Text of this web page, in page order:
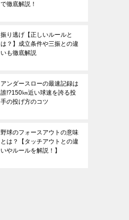
で徹底解説！
振り逃げ【正しいルールと
は？】成立条件や三振との違
いも徹底解説
アンダースローの最速記録は
誰!?150㎞近い球速を誇る投
手の投げ方のコツ
野球のフォースアウトの意味
とは？【タッチアウトとの違
いやルールを解説！】